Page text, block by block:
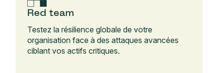
Red team
Testez la résilience globale de votre
organisation face à des attaques avancées
ciblant vos actifs critiques.